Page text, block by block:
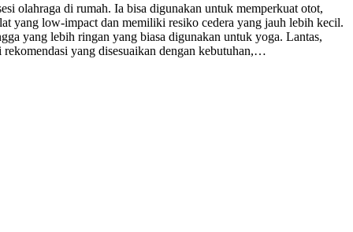
olahraga di rumah. Ia bisa digunakan untuk memperkuat otot,
yang low-impact dan memiliki resiko cedera yang jauh lebih kecil.
yang lebih ringan yang biasa digunakan untuk yoga. Lantas,
yang disesuaikan dengan kebutuhan,…